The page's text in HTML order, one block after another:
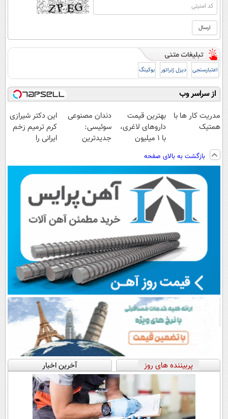
اعتبارسنجی دیزل ژنراتور بوکینگ
از سراسر وب
مدریت کار ها با
همتیک
بهترین قیمت
داروهای لاغری،
با ۱ میلیون
از داروخانه‌
دندان مصنوعی
سوئیسی:
جدیدترین
پرداخت قسطی
این دکتر شیرازی
کرم ترمیم زخم
ایرانی را
بازگشت به بالای صفحه
پربیننده های روز آخرین اخبار